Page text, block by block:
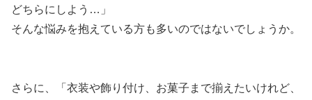
どちらにしよう…」
そんな悩みを抱えている方も多いのではないでしょうか。
さらに、「衣装や飾り付け、お菓子まで揃えたいけれど、